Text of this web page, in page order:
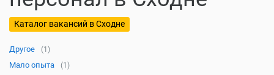
Каталог вакансий в Сходне
Другое (1)
Мало опыта (1)